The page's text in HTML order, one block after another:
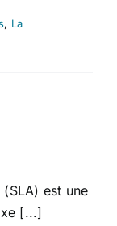
, La
est une
[...]